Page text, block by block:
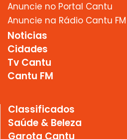
Anuncie no Portal Cantu
Anuncie na Rádio Cantu FM
Noticias
Cidades
Tv Cantu
Cantu FM
Classificados
Saúde & Beleza